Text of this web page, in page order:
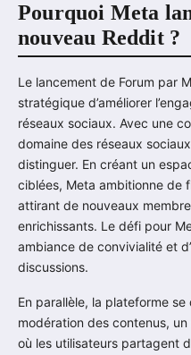
Pourquoi Meta
nouveau Reddit ?
Le lancement de Forum par
stratégique d’améliorer
réseaux sociaux. Avec une
domaine des réseaux
distinguer. En créant un
ciblées, Meta ambitionne de
attirant de nouveaux
enrichissants. Le défi pour
ambiance de convivialité et
discussions.
En parallèle, la plateforme
modération des contenus,
où les utilisateurs partagent